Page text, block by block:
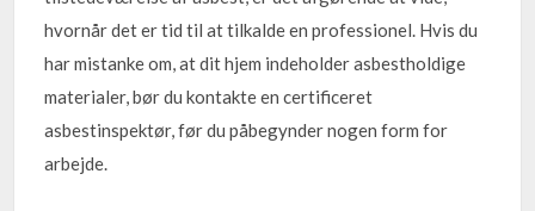
hvornår det er tid til at tilkalde en professionel. Hvis du
har mistanke om, at dit hjem indeholder asbestholdige
materialer, bør du kontakte en certificeret
asbestinspektør, før du påbegynder nogen form for
arbejde.